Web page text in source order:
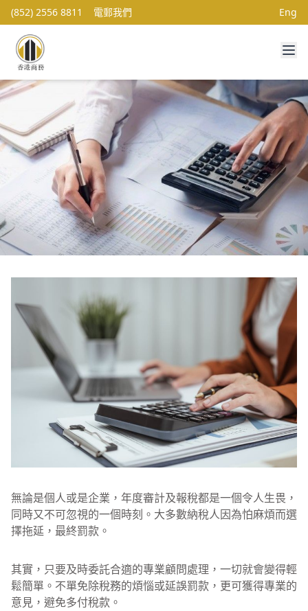
(852) 2556 8811 電郵我們 Eng
無論是個人或是企業，年度審計及報稅都是一個令人生畏，
同時又不可忽視的一個時刻。大多數納稅人因為怕麻煩而選
擇拖延，最終罰款。
其實，只要及時委託合適的專業顧問處理，一切就會變得輕
鬆簡單。不單免除稅務的煩惱或延誤罰款，更可獲得專業的
意見，避免多付稅款。